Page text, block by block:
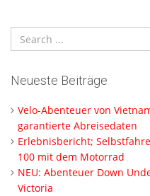
Neueste Beiträge
Velo-Abenteuer von
garantierte Abreisedaten
Erlebnisbericht;
100 mit dem Motorrad
NEU: Abenteuer Down
Victoria